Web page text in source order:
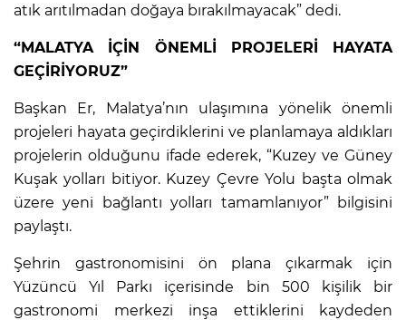
atık arıtılmadan doğaya bırakılmayacak” dedi.
“MALATYA İÇİN ÖNEMLİ PROJELERİ HAYATA
GEÇİRİYORUZ”
Başkan Er, Malatya’nın ulaşımına yönelik önemli
projeleri hayata geçirdiklerini ve planlamaya aldıkları
projelerin olduğunu ifade ederek, “Kuzey ve Güney
Kuşak yolları bitiyor. Kuzey Çevre Yolu başta olmak
üzere yeni bağlantı yolları tamamlanıyor” bilgisini
paylaştı.
Şehrin gastronomisini ön plana çıkarmak için
Yüzüncü Yıl Parkı içerisinde bin 500 kişilik bir
gastronomi merkezi inşa ettiklerini kaydeden